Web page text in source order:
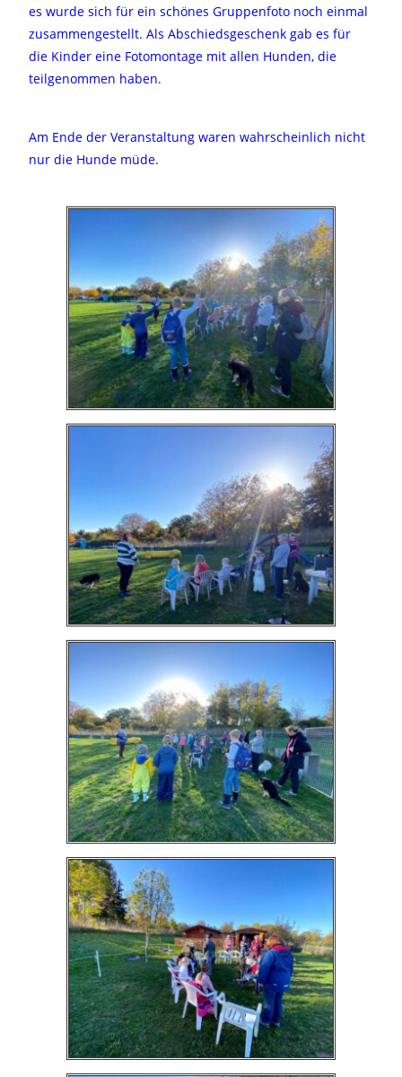
es wurde sich für ein schönes Gruppenfoto noch einmal
zusammengestellt.Als Abschiedsgeschenk gab es für
die Kinder eine Fotomontage mit allen Hunden, die
teilgenommen haben.
Am Ende der Veranstaltung waren wahrscheinlich nicht
nur die Hunde müde.